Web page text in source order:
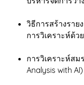
วิธีการสร้างราย
การวิเคราะห์ด้ว
การวิเคราะห์สม
Analysis with AI)